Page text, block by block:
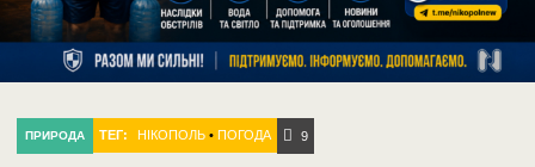
ПРИРОДА ТЕГ: НІКОПОЛЬ• ПОГОДА 9